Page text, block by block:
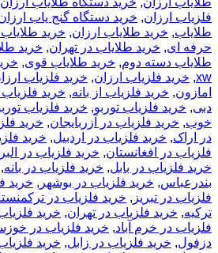
فلزیاب ارزان, خرید دستگاه گنج یاب
طلایاب, خرید طلایاب ارزان, خرید
حرفه ای, خرید طلایاب در تهران, خرید
طلایاب دسته دوم, خرید طلایاب قوی,
xw
, خرید فلزیاب ارزان, خرید فلزیاب
امازون, خرید فلزیاب از بانه, خرید فلزیاب
دبی, خرید فلزیاب توربو, خرید فلزیاب توربو
خوب, خرید فلزیاب در آزربایجان, خرید
در اراک, خرید فلزیاب در اردبیل, خرید
فلزیاب در افغانستان, خرید فلزیاب در
خرید فلزیاب در بابل, خرید فلزیاب در بانه,
بندرعباس, خرید فلزیاب در بوشهر , خرید
فلزیاب در تبریز , خرید فلزیاب در
ترکیه, خرید فلزیاب در تهران, خرید
فلزیاب در خرم آباد, خرید فلزیاب در
دزفول, خرید فلزیاب در زابل, خرید